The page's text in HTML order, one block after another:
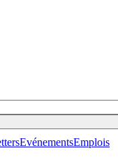
EvénementsEmplois